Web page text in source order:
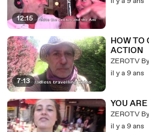
12:15
7:13
HOW TO
ACTION
ZEROTV
il y a 9 ans
YOU
ZEROTV
il y a 9 ans